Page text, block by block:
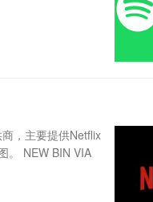
，主要提供Netflix
。 NEW BIN VIA